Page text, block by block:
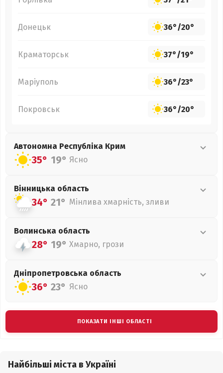
Донецьк 36°/20°
Краматорськ 37°/19°
Маріуполь 36°/23°
Покровськ 36°/20°
Автономна Республіка Крим
35° 19° Ясно
Вінницька область
34° 21° Мінлива хмарність, зливи
Волинська область
28° 19° Хмарно, грози
Дніпропетровська область
36° 23° Ясно
ПОКАЗАТИ ІНШІ ОБЛАСТІ
Найбільші міста в Україні